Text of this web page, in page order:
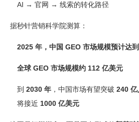
AI → 官网 → 线索的转化路径
据秒针营销科学院测算：
2025 年，中国 GEO 市场规模预计达
全球 GEO 市场规模约 112 亿美元
到 2030 年 ，中国市场有望突破 240 亿
将接近 1000 亿美元